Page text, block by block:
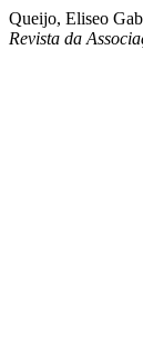
Queijo, Eliseo
Revista da